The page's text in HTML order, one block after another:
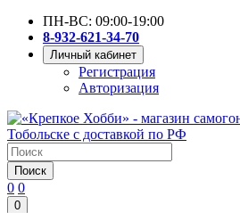
ПН-ВС: 09:00-19:00
8-932-621-34-70
Личный кабинет
Регистрация
Авторизация
Поиск
0 0
0